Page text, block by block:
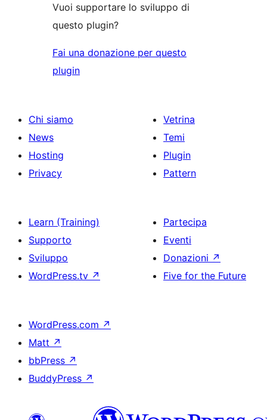
Vuoi supportare lo sviluppo di
questo plugin?
Fai una donazione per questo
plugin
Chi siamo
News
Hosting
Privacy
Vetrina
Temi
Plugin
Pattern
Learn (Training)
Supporto
Sviluppo
WordPress.tv ↗
Partecipa
Eventi
Donazioni ↗
Five for the Future
WordPress.com ↗
Matt ↗
bbPress ↗
BuddyPress ↗